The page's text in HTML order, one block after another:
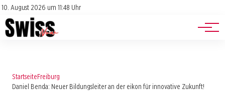
10. August 2026 um 11:48 Uhr
Impressum
Datenschutz
Jobs
Events
StartseiteFreiburg
Daniel Benda: Neuer Bildungsleiter an der eikon für innovative Zukunft!